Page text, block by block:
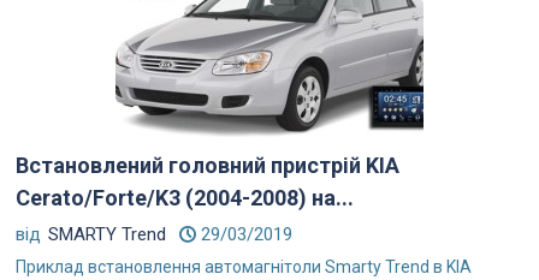
Встановлений головний пристрій KIA
Cerato/Forte/K3 (2004-2008) на...
від SMARTY Trend 29/03/2019
Приклад встановлення автомагнітоли Smarty Trend в KIA